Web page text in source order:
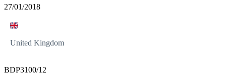
27/01/2018
United Kingdom
BDP3100/12